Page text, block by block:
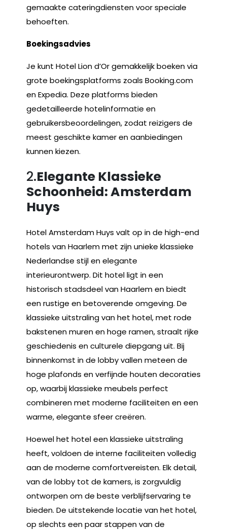
gemaakte cateringdiensten voor speciale
behoeften.
Boekingsadvies
Je kunt Hotel Lion d’Or gemakkelijk boeken via
grote boekingsplatforms zoals Booking.com
en Expedia. Deze platforms bieden
gedetailleerde hotelinformatie en
gebruikersbeoordelingen, zodat reizigers de
meest geschikte kamer en aanbiedingen
kunnen kiezen.
2.Elegante Klassieke
Schoonheid: Amsterdam
Huys
Hotel Amsterdam Huys valt op in de high-end
hotels van Haarlem met zijn unieke klassieke
Nederlandse stijl en elegante
interieurontwerp. Dit hotel ligt in een
historisch stadsdeel van Haarlem en biedt
een rustige en betoverende omgeving. De
klassieke uitstraling van het hotel, met rode
bakstenen muren en hoge ramen, straalt rijke
geschiedenis en culturele diepgang uit. Bij
binnenkomst in de lobby vallen meteen de
hoge plafonds en verfijnde houten decoraties
op, waarbij klassieke meubels perfect
combineren met moderne faciliteiten en een
warme, elegante sfeer creëren.
Hoewel het hotel een klassieke uitstraling
heeft, voldoen de interne faciliteiten volledig
aan de moderne comfortvereisten. Elk detail,
van de lobby tot de kamers, is zorgvuldig
ontworpen om de beste verblijfservaring te
bieden. De uitstekende locatie van het hotel,
op slechts een paar stappen van de